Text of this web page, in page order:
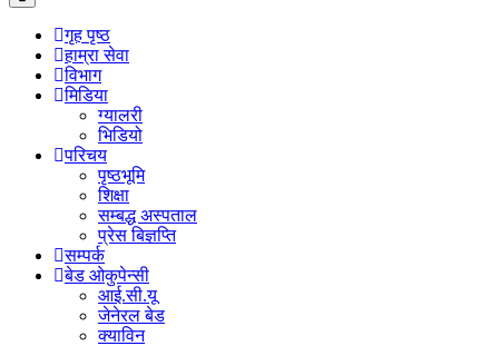
गृह पृष्ठ
हाम्रा सेवा
विभाग
मिडिया
ग्यालरी
भिडियो
परिचय
पृष्ठभूमि
शिक्षा
सम्बद्ध अस्पताल
प्रेस बिज्ञप्ति
सम्पर्क
बेड ओकुपेन्सी
आई.सी.यू
जेनेरल बेड
क्याविन